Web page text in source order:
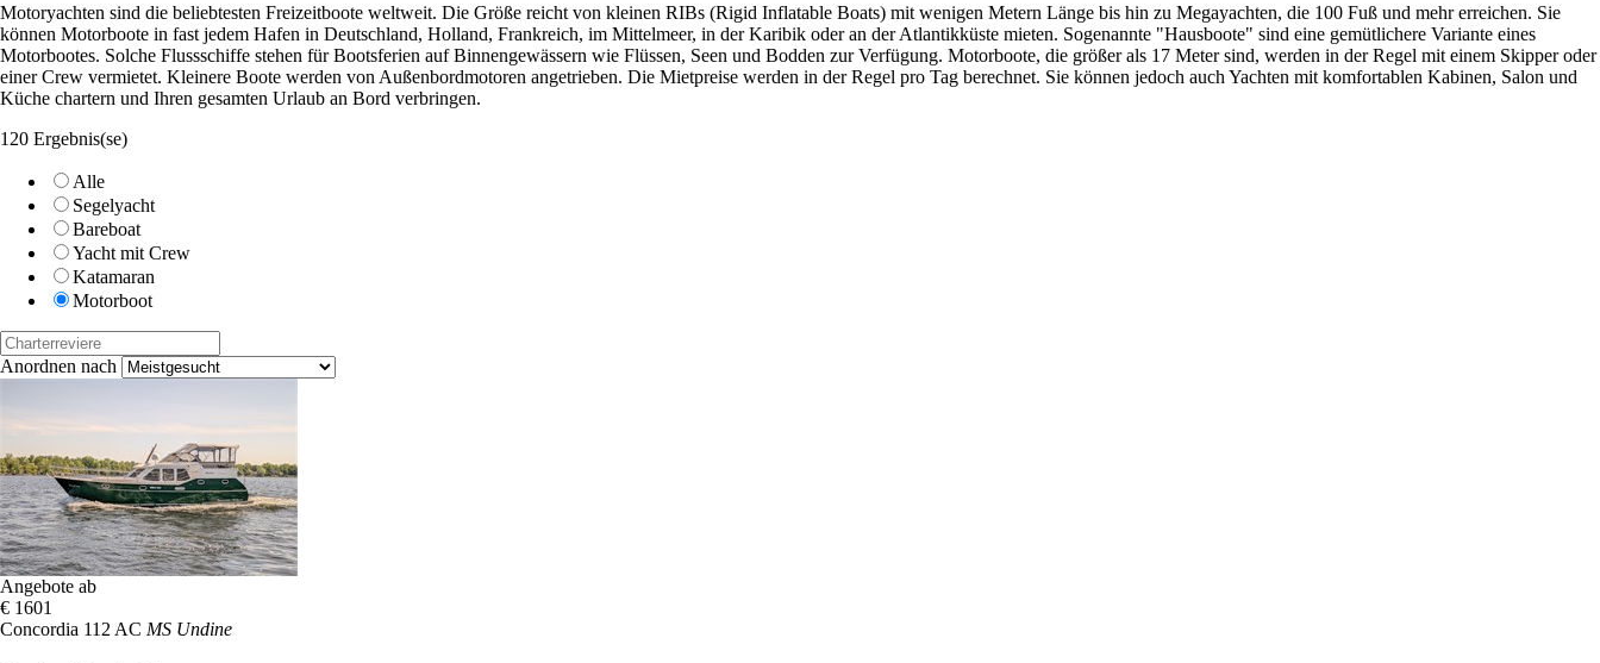
Motoryachten sind die beliebtesten Freizeitboote weltweit. Die Größe reicht von kleinen RIBs (Rigid Inflatable Boats) mit wenigen Metern Länge bis hin zu Megayachten, die 100 Fuß und mehr erreichen. Sie
können Motorboote in fast jedem Hafen in Deutschland, Holland, Frankreich, im Mittelmeer, in der Karibik oder an der Atlantikküste mieten. Sogenannte "Hausboote" sind eine gemütlichere Variante eines
Motorbootes. Solche Flussschiffe stehen für Bootsferien auf Binnengewässern wie Flüssen, Seen und Bodden zur Verfügung. Motorboote, die größer als 17 Meter sind, werden in der Regel mit einem Skipper oder
einer Crew vermietet. Kleinere Boote werden von Außenbordmotoren angetrieben. Die Mietpreise werden in der Regel pro Tag berechnet. Sie können jedoch auch Yachten mit komfortablen Kabinen, Salon und
Küche chartern und Ihren gesamten Urlaub an Bord verbringen.
120 Ergebnis(se)
Alle
Segelyacht
Bareboat
Yacht mit Crew
Katamaran
Motorboot
Anordnen nach
Angebote ab
€ 1601
Concordia 112 AC MS Undine